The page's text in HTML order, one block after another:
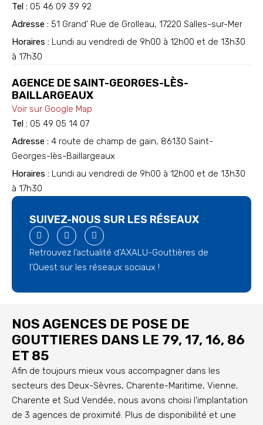
Tel : 05 46 09 39 92
Adresse : 51 Grand' Rue de Grolleau, 17220 Salles-sur-Mer
Horaires : Lundi au vendredi de 9h00 à 12h00 et de 13h30
à 17h30
AGENCE DE SAINT-GEORGES-LÈS-
BAILLARGEAUX
Voir sur Google Map
Tel : 05 49 05 14 07
Adresse : 4 route de champ de gain, 86130 Saint-
Georges-lès-Baillargeaux
Horaires : Lundi au vendredi de 9h00 à 12h00 et de 13h30
à 17h30
SUIVEZ-NOUS SUR LES RÉSEAUX
Retrouvez l’actualité d’AXALU-Gouttières de
l’Ouest sur les réseaux sociaux !
NOS AGENCES DE POSE DE
GOUTTIERES DANS LE 79, 17, 16, 86
ET 85
Afin de toujours mieux vous accompagner dans les
secteurs des Deux-Sèvres, Charente-Maritime, Vienne,
Charente et Sud Vendée, nous avons choisi l’implantation
de 3 agences de proximité. Plus de disponibilité et une